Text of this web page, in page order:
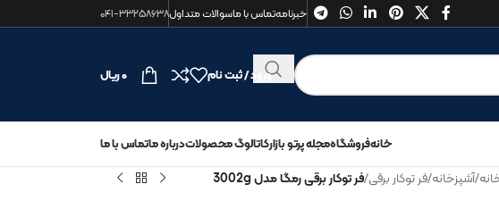
خبرنامهتماس با ماسوالات متداول۰۴۱-۳۳۲۵۸۶۳۸
ورود / ثبت نام ۰ریال
خانهفروشگاهمجله پرتو بازارکاتالوگ محصولاتدرباره ماتماس با ما
/آشپزخانه/فر توکار برقی/فر توکار برقی رمگا مدل 3002g